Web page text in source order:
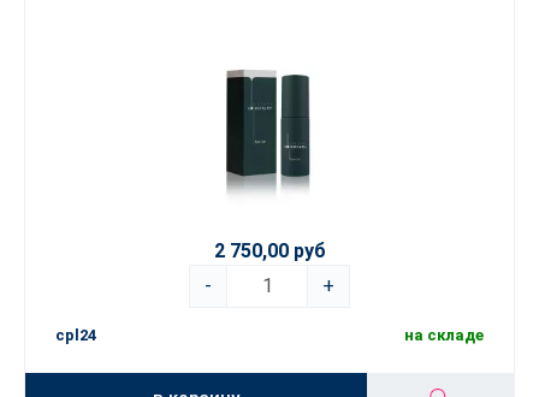
2 750,00 руб
-
+
cpl24 на складе